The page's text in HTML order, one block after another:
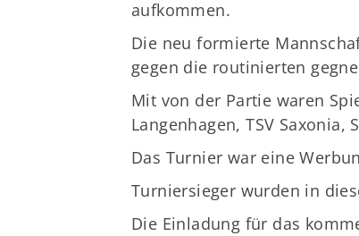
aufkommen.
Die neu formierte
gegen die routinierten
Mit von der Partie waren
Langenhagen, TSV Saxonia,
Das Turnier war eine
Turniersieger wurden in
Die Einladung für das